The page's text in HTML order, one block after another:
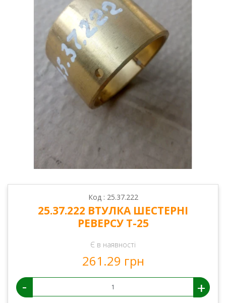
Код : 25.37.222
25.37.222 ВТУЛКА ШЕСТЕРНІ
РЕВЕРСУ Т-25
Є в наявності
261.29 грн
- +